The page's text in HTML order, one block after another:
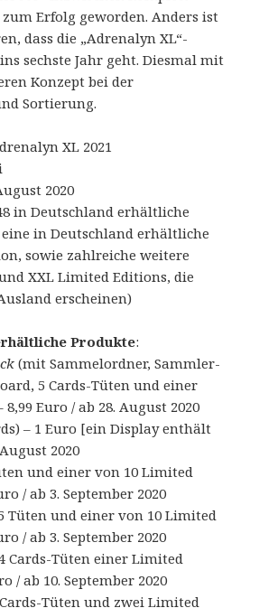
Erfolg geworden. Anders ist
dass die „Adrenalyn XL“-
sechste Jahr geht. Diesmal mit
Konzept bei der
Sortierung.
XL 2021
2020
in Deutschland erhältliche
in Deutschland erhältliche
sowie zahlreiche weitere
XXL Limited Editions, die
erscheinen)
Produkte:
(mit Sammelordner, Sammler-
5 Cards-Tüten und einer
Euro / ab 28. August 2020
– 1 Euro [ein Display enthält
2020
und einer von 10 Limited
/ ab 3. September 2020
Tüten und einer von 10 Limited
/ ab 3. September 2020
Cards-Tüten einer Limited
/ ab 10. September 2020
Tüten und zwei Limited